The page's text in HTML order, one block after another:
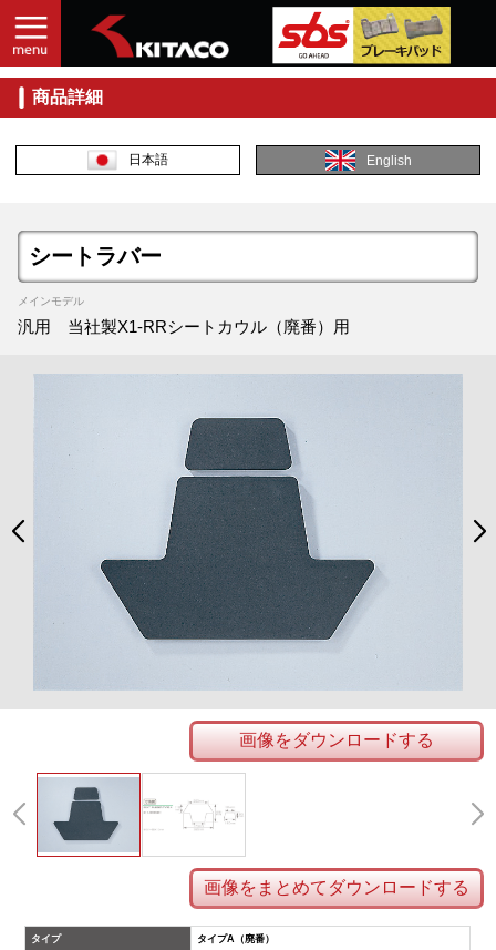
商品詳細
日本語 English
シートラバー
メインモデル
汎用 当社製X1-RRシートカウル（廃番）用
画像をダウンロードする
画像をまとめてダウンロードする
タイプ タイプA（廃番）